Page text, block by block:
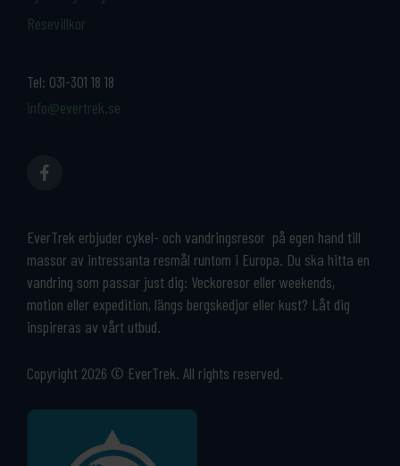
Tel: 031-301 18 18
info@evertrek.se
EverTrek erbjuder cykel- och vandringsresor på egen hand till
massor av intressanta resmål runtom i Europa. Du ska hitta en
vandring som passar just dig: Veckoresor eller weekends,
motion eller expedition, längs bergskedjor eller kust? Låt dig
inspireras av vårt utbud.
Copyright 2026 © EverTrek. All rights reserved.
Resevillkor